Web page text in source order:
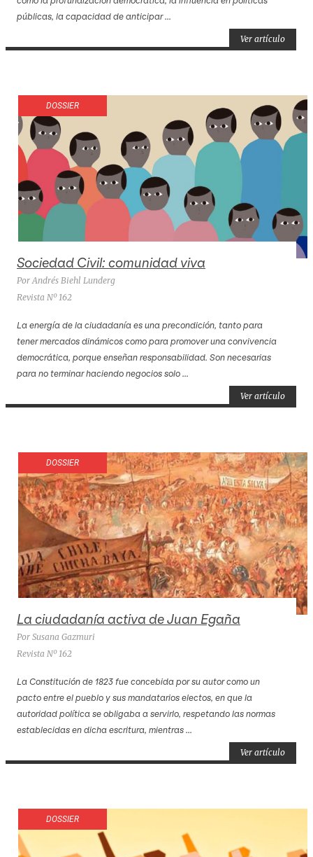
públicas, la capacidad de anticipar ...
Ver artículo
DOSSIER
Sociedad Civil: comunidad viva
Por Andrés Biehl Lunderg
Revista Nº 162
La energía de la ciudadanía es una precondición, tanto para
tener mercados dinámicos como para promover una convivencia
democrática, porque enseñan responsabilidad. Son necesarias
para no terminar haciendo negocios solo ...
Ver artículo
DOSSIER
La ciudadanía activa de Juan Egaña
Por Susana Gazmuri
Revista Nº 162
La Constitución de 1823 fue concebida por su autor como un
pacto entre el pueblo y sus mandatarios electos, en que la
autoridad política se obligaba a servirlo, respetando las normas
establecidas en dicha escritura, mientras ...
Ver artículo
DOSSIER